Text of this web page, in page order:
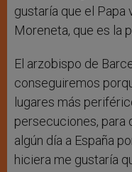
gustaría que el
Moreneta, que es la
El arzobispo de
conseguiremos
lugares más
persecuciones, para
algún día a España
hiciera me gustaría